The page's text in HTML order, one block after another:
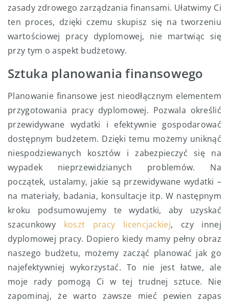
zasady zdrowego zarządzania finansami. Ułatwimy Ci
ten proces, dzięki czemu skupisz się na tworzeniu
wartościowej pracy dyplomowej, nie martwiąc się
przy tym o aspekt budżetowy.
Sztuka planowania finansowego
Planowanie finansowe jest nieodłącznym elementem
przygotowania pracy dyplomowej. Pozwala określić
przewidywane wydatki i efektywnie gospodarować
dostępnym budżetem. Dzięki temu możemy uniknąć
niespodziewanych kosztów i zabezpieczyć się na
wypadek nieprzewidzianych problemów. Na
początek, ustalamy, jakie są przewidywane wydatki –
na materiały, badania, konsultacje itp. W następnym
kroku podsumowujemy te wydatki, aby uzyskać
szacunkowy koszt pracy licencjackiej, czy innej
dyplomowej pracy. Dopiero kiedy mamy pełny obraz
naszego budżetu, możemy zacząć planować jak go
najefektywniej wykorzystać. To nie jest łatwe, ale
moje rady pomogą Ci w tej trudnej sztuce. Nie
zapominaj, że warto zawsze mieć pewien zapas